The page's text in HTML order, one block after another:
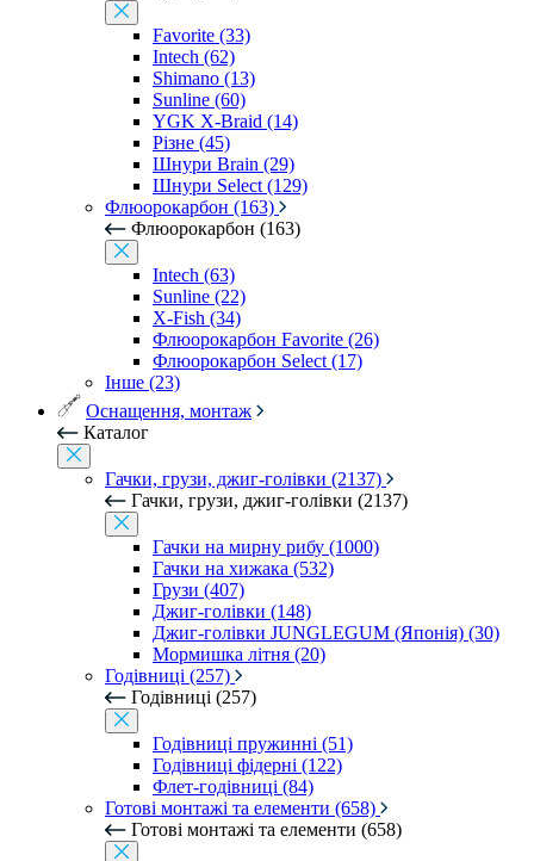
Favorite (33)
Intech (62)
Shimano (13)
Sunline (60)
YGK X-Braid (14)
Різне (45)
Шнури Brain (29)
Шнури Select (129)
Флюорокарбон (163)
Флюорокарбон (163)
Intech (63)
Sunline (22)
X-Fish (34)
Флюорокарбон Favorite (26)
Флюорокарбон Select (17)
Інше (23)
Оснащення, монтаж
Каталог
Гачки, грузи, джиг-голівки (2137)
Гачки, грузи, джиг-голівки (2137)
Гачки на мирну рибу (1000)
Гачки на хижака (532)
Грузи (407)
Джиг-голівки (148)
Джиг-голівки JUNGLEGUM (Японія) (30)
Мормишка літня (20)
Годівниці (257)
Годівниці (257)
Годівниці пружинні (51)
Годівниці фідерні (122)
Флет-годівниці (84)
Готові монтажі та елементи (658)
Готові монтажі та елементи (658)